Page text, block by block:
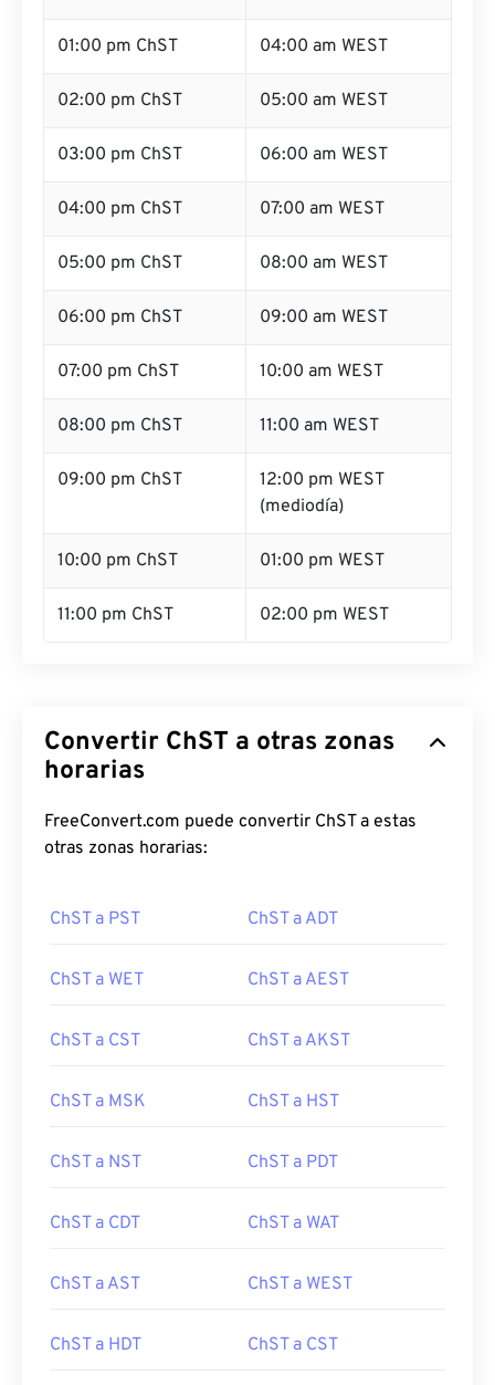
01:00 pm ChST 04:00 am WEST
02:00 pm ChST 05:00 am WEST
03:00 pm ChST 06:00 am WEST
04:00 pm ChST 07:00 am WEST
05:00 pm ChST 08:00 am WEST
06:00 pm ChST 09:00 am WEST
07:00 pm ChST 10:00 am WEST
08:00 pm ChST 11:00 am WEST
09:00 pm ChST
12:00 pm WEST
(mediodía)
10:00 pm ChST 01:00 pm WEST
11:00 pm ChST 02:00 pm WEST
Convertir ChST a otras zonas
horarias
FreeConvert.com puede convertir ChST a estas
otras zonas horarias:
ChST a PST ChST a ADT
ChST a WET ChST a AEST
ChST a CST ChST a AKST
ChST a MSK ChST a HST
ChST a NST ChST a PDT
ChST a CDT ChST a WAT
ChST a AST ChST a WEST
ChST a HDT ChST a CST